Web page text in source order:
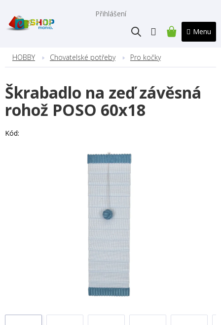
obsah
Přihlášení
NÁKUPNÍ
HOBBY Chovatelské potřeby Pro kočky
Škrabadlo na zeď závěsná
rohož POSO 60x18
Kód: